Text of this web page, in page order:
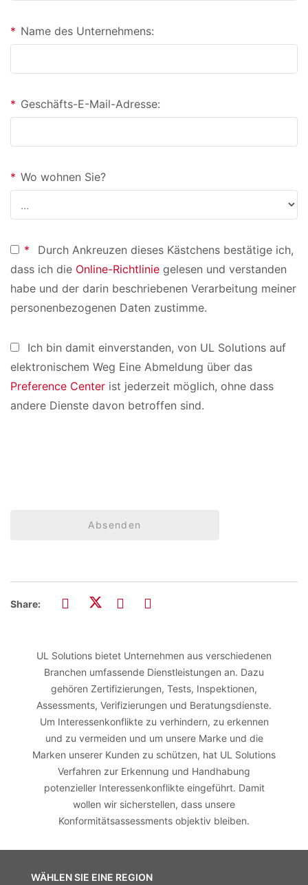
* Name des Unternehmens:
* Geschäfts-E-Mail-Adresse:
* Wo wohnen Sie?
*
Durch Ankreuzen dieses Kästchens bestätige ich,
dass ich die Online-Richtlinie gelesen und verstanden
habe und der darin beschriebenen Verarbeitung meiner
personenbezogenen Daten zustimme.
Ich bin damit einverstanden, von UL Solutions auf
elektronischem Weg Eine Abmeldung über das
Preference Center ist jederzeit möglich, ohne dass
andere Dienste davon betroffen sind.
Absenden
Share:
UL Solutions bietet Unternehmen aus verschiedenen
Branchen umfassende Dienstleistungen an. Dazu
gehören Zertifizierungen, Tests, Inspektionen,
Assessments, Verifizierungen und Beratungsdienste.
Um Interessenkonflikte zu verhindern, zu erkennen
und zu vermeiden und um unsere Marke und die
Marken unserer Kunden zu schützen, hat UL Solutions
Verfahren zur Erkennung und Handhabung
potenzieller Interessenkonflikte eingeführt. Damit
wollen wir sicherstellen, dass unsere
Konformitätsassessments objektiv bleiben.
WÄHLEN SIE EINE REGION